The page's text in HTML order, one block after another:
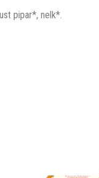
pipar*, nelk*.